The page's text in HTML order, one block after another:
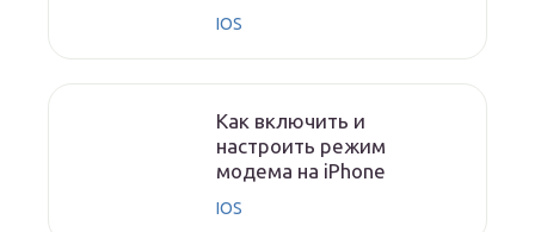
IOS
Как включить и
настроить режим
модема на iPhone
IOS